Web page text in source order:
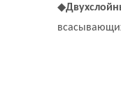
◆